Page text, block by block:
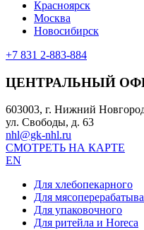
Красноярск
Москва
Новосибирск
+7 831 2-883-884
ЦЕНТРАЛЬНЫЙ
603003, г. Нижний
ул. Свободы, д. 63
nhl@gk-nhl.ru
СМОТРЕТЬ НА КАРТЕ
EN
Для хлебопекарного
Для
Для упаковочного
Для ритейла и Horeca